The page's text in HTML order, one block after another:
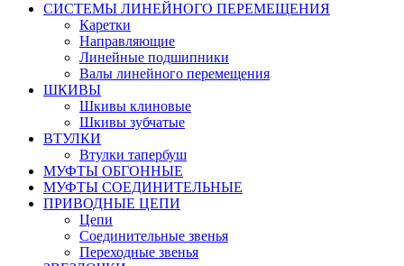
СИСТЕМЫ ЛИНЕЙНОГО ПЕРЕМЕЩЕНИЯ
Каретки
Направляющие
Линейные подшипники
Валы линейного перемещения
ШКИВЫ
Шкивы клиновые
Шкивы зубчатые
ВТУЛКИ
Втулки тапербуш
МУФТЫ ОБГОННЫЕ
МУФТЫ СОЕДИНИТЕЛЬНЫЕ
ПРИВОДНЫЕ ЦЕПИ
Цепи
Соединительные звенья
Переходные звенья